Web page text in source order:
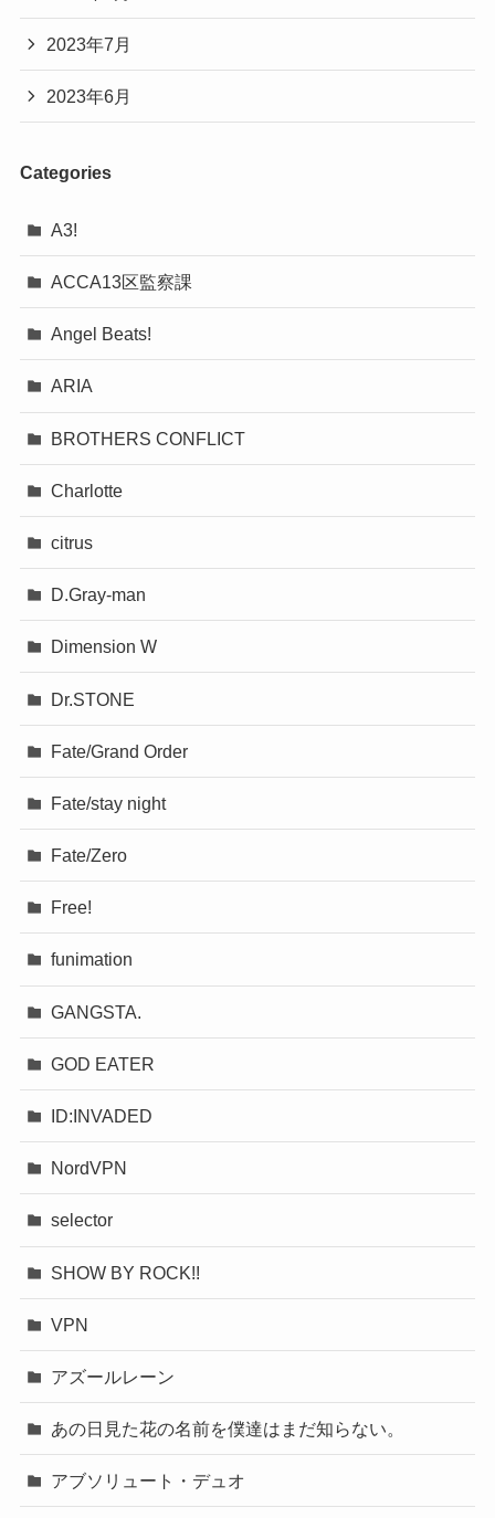
2023年7月
2023年6月
Categories
A3!
ACCA13区監察課
Angel Beats!
ARIA
BROTHERS CONFLICT
Charlotte
citrus
D.Gray-man
Dimension W
Dr.STONE
Fate/Grand Order
Fate/stay night
Fate/Zero
Free!
funimation
GANGSTA.
GOD EATER
ID:INVADED
NordVPN
selector
SHOW BY ROCK!!
VPN
アズールレーン
あの日見た花の名前を僕達はまだ知らない。
アブソリュート・デュオ